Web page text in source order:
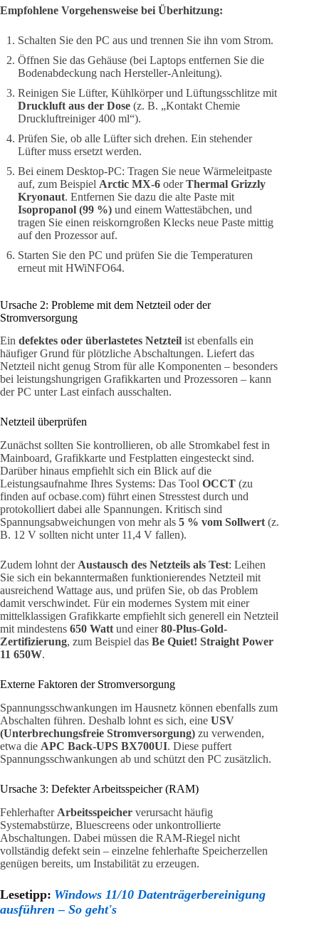
Empfohlene Vorgehensweise bei Überhitzung:
Schalten Sie den PC aus und trennen Sie ihn vom Strom.
Öffnen Sie das Gehäuse (bei Laptops entfernen Sie die
Bodenabdeckung nach Hersteller-Anleitung).
Reinigen Sie Lüfter, Kühlkörper und Lüftungsschlitze mit
Druckluft aus der Dose (z. B. „Kontakt Chemie
Druckluftreiniger 400 ml“).
Prüfen Sie, ob alle Lüfter sich drehen. Ein stehender
Lüfter muss ersetzt werden.
Bei einem Desktop-PC: Tragen Sie neue Wärmeleitpaste
auf, zum Beispiel Arctic MX-6 oderThermal Grizzly
Kryonaut. Entfernen Sie dazu die alte Paste mit
Isopropanol (99 %) und einem Wattestäbchen, und
tragen Sie einen reiskorngroßen Klecks neue Paste mittig
auf den Prozessor auf.
Starten Sie den PC und prüfen Sie die Temperaturen
erneut mit HWiNFO64.
Ursache 2: Probleme mit dem Netzteil oder der
Stromversorgung
Ein defektes oder überlastetes Netzteil ist ebenfalls ein
häufiger Grund für plötzliche Abschaltungen. Liefert das
Netzteil nicht genug Strom für alle Komponenten – besonders
bei leistungshungrigen Grafikkarten und Prozessoren – kann
der PC unter Last einfach ausschalten.
Netzteil überprüfen
Zunächst sollten Sie kontrollieren, ob alle Stromkabel fest in
Mainboard, Grafikkarte und Festplatten eingesteckt sind.
Darüber hinaus empfiehlt sich ein Blick auf die
Leistungsaufnahme Ihres Systems: Das Tool OCCT (zu
finden auf ocbase.com) führt einen Stresstest durch und
protokolliert dabei alle Spannungen. Kritisch sind
Spannungsabweichungen von mehr als 5 % vom Sollwert (z.
B. 12 V sollten nicht unter 11,4 V fallen).
Zudem lohnt der Austausch des Netzteils als Test: Leihen
Sie sich ein bekanntermaßen funktionierendes Netzteil mit
ausreichend Wattage aus, und prüfen Sie, ob das Problem
damit verschwindet. Für ein modernes System mit einer
mittelklassigen Grafikkarte empfiehlt sich generell ein Netzteil
mit mindestens 650 Watt und einer80-Plus-Gold-
Zertifizierung, zum Beispiel das Be Quiet! Straight Power
11 650W.
Externe Faktoren der Stromversorgung
Spannungsschwankungen im Hausnetz können ebenfalls zum
Abschalten führen. Deshalb lohnt es sich, eine USV
(Unterbrechungsfreie Stromversorgung) zu verwenden,
etwa die APC Back-UPS BX700UI. Diese puffert
Spannungsschwankungen ab und schützt den PC zusätzlich.
Ursache 3: Defekter Arbeitsspeicher (RAM)
Fehlerhafter Arbeitsspeicher verursacht häufig
Systemabstürze, Bluescreens oder unkontrollierte
Abschaltungen. Dabei müssen die RAM-Riegel nicht
vollständig defekt sein – einzelne fehlerhafte Speicherzellen
genügen bereits, um Instabilität zu erzeugen.
Lesetipp: Windows 11/10 Datenträgerbereinigung
ausführen – So geht's